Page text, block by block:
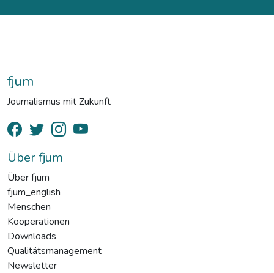
fjum
Journalismus mit Zukunft
Über fjum
Über fjum
fjum_english
Menschen
Kooperationen
Downloads
Qualitätsmanagement
Newsletter